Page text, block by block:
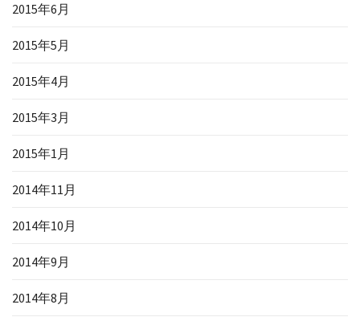
2015年6月
2015年5月
2015年4月
2015年3月
2015年1月
2014年11月
2014年10月
2014年9月
2014年8月